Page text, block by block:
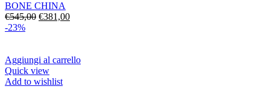
BONE CHINA
€545,00 Il
€545,00.
€381,00Il
€381,00.
-23%
Aggiungi al carrello
Quick view
Add to wishlist